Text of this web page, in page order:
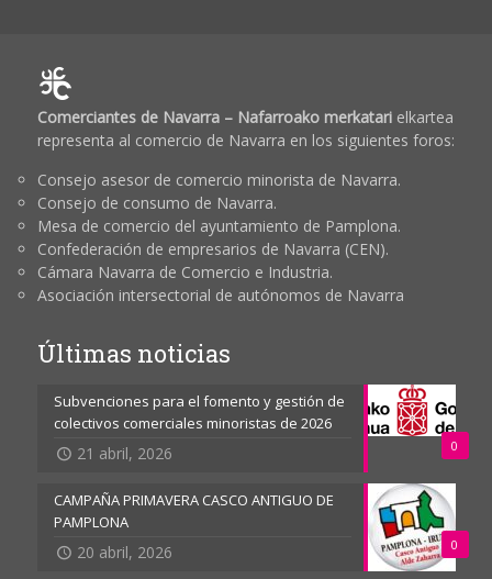
Comerciantes de Navarra – Nafarroako merkatarielkartea
representa al comercio de Navarra en los siguientes foros:
Consejo asesor de comercio minorista de Navarra.
Consejo de consumo de Navarra.
Mesa de comercio del ayuntamiento de Pamplona.
Confederación de empresarios de Navarra (CEN).
Cámara Navarra de Comercio e Industria.
Asociación intersectorial de autónomos de Navarra
Últimas noticias
0
Subvenciones para el fomento y gestión de
colectivos comerciales minoristas de 2026
21 abril, 2026
0
CAMPAÑA PRIMAVERA CASCO ANTIGUO DE
PAMPLONA
20 abril, 2026